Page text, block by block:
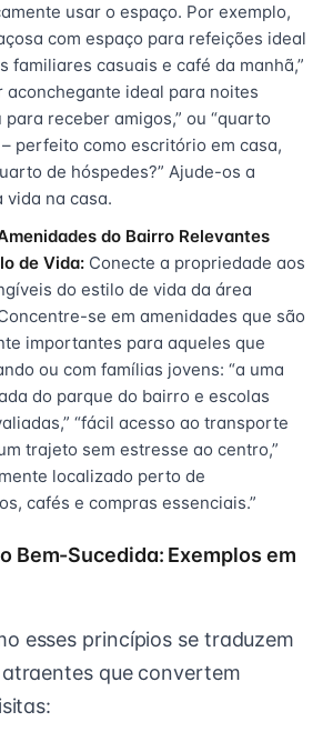
usar o espaço. Por exemplo,
com espaço para refeições ideal
familiares casuais e café da manhã,”
aconchegante ideal para noites
receber amigos,” ou “quarto
perfeito como escritório em casa,
de hóspedes?” Ajude-os a
vida na casa.
do Bairro Relevantes
de Vida: Conecte a propriedade aos
do estilo de vida da área
se em amenidades que são
importantes para aqueles que
ou com famílias jovens: “a uma
do parque do bairro e escolas
“fácil acesso ao transporte
trajeto sem estresse ao centro,”
localizado perto de
cafés e compras essenciais.”
Bem-Sucedida: Exemplos em
esses princípios se traduzem
que convertem